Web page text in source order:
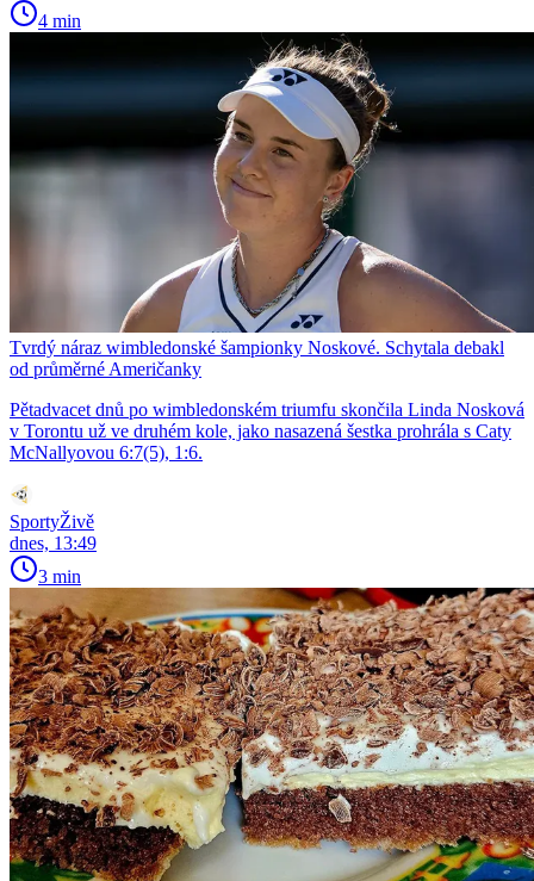
4 min
Tvrdý náraz wimbledonské šampionky Noskové. Schytala debakl
od průměrné Američanky
Pětadvacet dnů po wimbledonském triumfu skončila Linda Nosková
v Torontu už ve druhém kole, jako nasazená šestka prohrála s Caty
McNallyovou 6:7(5), 1:6.
SportyŽivě
dnes, 13:49
3 min